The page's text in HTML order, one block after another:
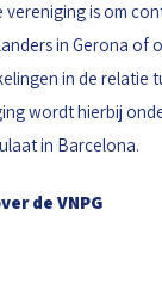
vereniging is om
in Gerona of
in de relatie
wordt hierbij
in Barcelona.
de VNPG